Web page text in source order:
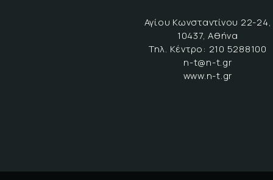
Αγίου Κωνσταντίνου 22-24,
10437, Αθήνα
Τηλ. Κέντρο: 210 5288100
n-t@n-t.gr
www.n-t.gr